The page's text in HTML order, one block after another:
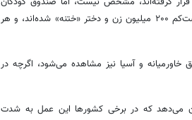
سازمان ملل متحد، یونیسف تخمین می‌زند که در سطح جهانی، دست‌کم ۲۰۰ میلیون زن و دختر «ختنه» شده‌اند، و هر
مناطق خاورمیانه و آسیا نیز مشاهده می‌شود، اگرچه در
می‌دهد که در برخی کشورها این عمل به شدت